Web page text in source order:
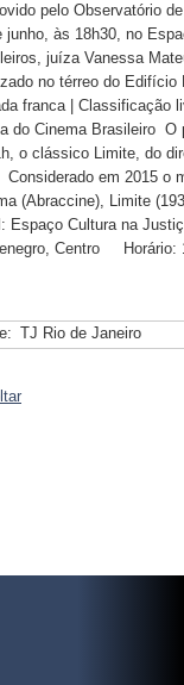
pelo Observatório
junho, às 18h30, no
juíza Vanessa
no térreo do
franca | Classificação
do Cinema Brasileiro O
o clássico Limite, do
Considerado em 2015 o
(Abraccine), Limite
Espaço Cultura na
Centro
TJ Rio de Janeiro